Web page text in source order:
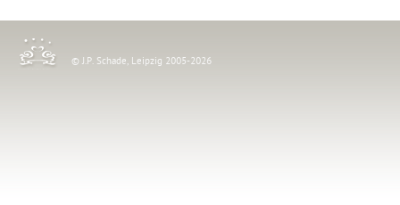
© J.P. Schade, Leipzig 2005-2026